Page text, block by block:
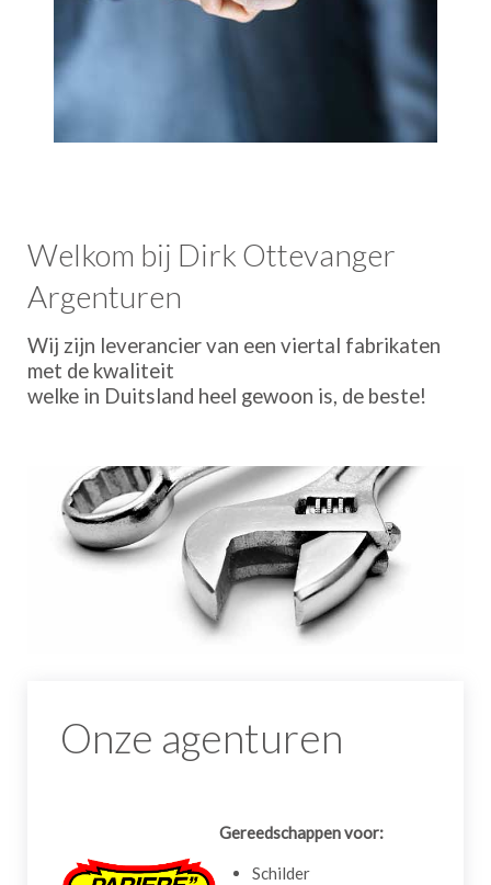
Welkom bij Dirk Ottevanger
Argenturen
Wij zijn leverancier van een viertal fabrikaten
met de kwaliteit
welke in Duitsland heel gewoon is, de beste!
Onze agenturen
Gereedschappen voor:
Schilder